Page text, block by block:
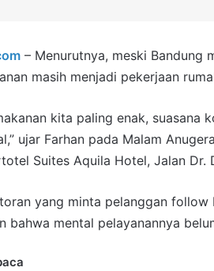
– Menurutnya, meski Bandung
masih menjadi pekerjaan
kita paling enak, suasana
ujar Farhan pada Malam
Suites Aquila Hotel, Jalan Dr.
yang minta pelanggan
bahwa mental pelayanannya